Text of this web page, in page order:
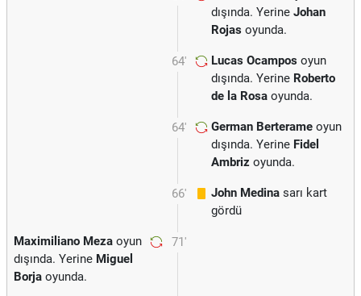
dışında. Yerine Johan
Rojas oyunda.
64' Lucas Ocampos oyun
dışında. Yerine Roberto
de la Rosa oyunda.
64' German Berterame oyun
dışında. Yerine Fidel
Ambriz oyunda.
66' John Medina sarı kart
gördü
71'
Maximiliano Meza oyun
dışında. Yerine Miguel
Borja oyunda.